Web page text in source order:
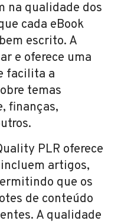
na qualidade dos
cada eBook
escrito. A
e oferece uma
facilita a
temas
finanças,
PLR oferece
artigos,
que os
de conteúdo
A qualidade